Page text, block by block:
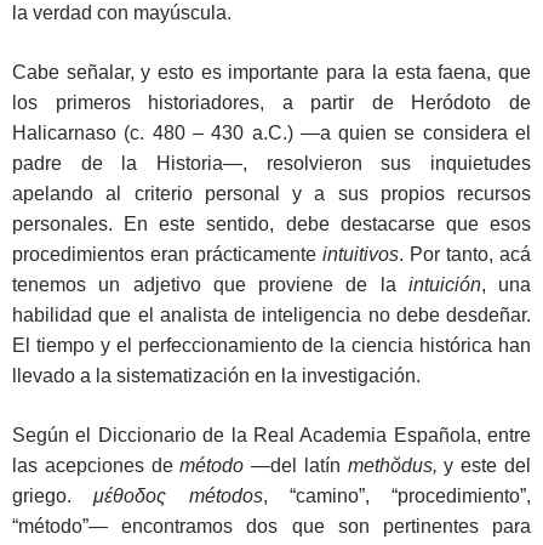
la verdad con mayúscula.
Cabe señalar, y esto es importante para la esta faena, que
los primeros historiadores, a partir de Heródoto de
Halicarnaso (c. 480 – 430 a.C.) —a quien se considera el
padre de la Historia—, resolvieron sus inquietudes
apelando al criterio personal y a sus propios recursos
personales. En este sentido, debe destacarse que esos
procedimientos eran prácticamente intuitivos. Por tanto, acá
tenemos un adjetivo que proviene de la intuición, una
habilidad que el analista de inteligencia no debe desdeñar.
El tiempo y el perfeccionamiento de la ciencia histórica han
llevado a la sistematización en la investigación.
Según el Diccionario de la Real Academia Española, entre
las acepciones demétodo —del latín methŏdus,y este del
griego. μέθοδος métodos, “camino”, “procedimiento”,
“método”—encontramos dos que son pertinentes para